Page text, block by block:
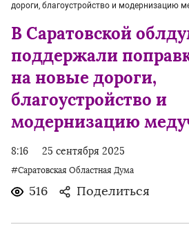
дороги, благоустройство и модернизацию
В Саратовской
поддержали
на новые дороги,
благоустройство и
модернизацию
8:16 25 сентября 2025
#Саратовская Областная Дума
516 Поделиться